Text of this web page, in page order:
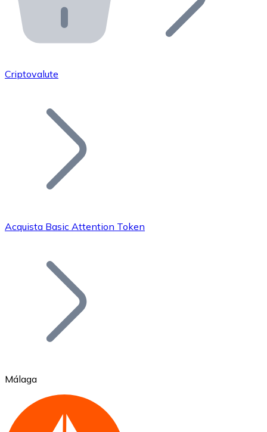
API Bitnovo
Integra la nostra API nel tuo ecosistema.
Unisciti alla nostra rete di rivenditori e
Aggiungi il token del tuo progetto al nostro servizio di
Bitcoin
Criptovalute
Acquista Basic Attention Token
Málaga